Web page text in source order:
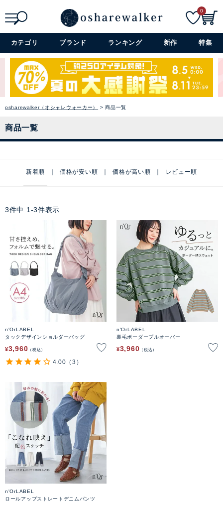
詳細検索+
0
カテゴリ ブランド ランキング 新作 特集
osharewalker（オシャレウォーカー） 商品一覧
商品一覧
新着順 価格が安い順 価格が高い順 レビュー順
3件中 1 -3件表示
n'OrLABEL
タックデザインショルダーバッグ
¥3,960 税込
4.00 （3）
n'OrLABEL
裏毛ボーダープルオーバー
¥3,960 税込
n'OrLABEL
ロールアップストレートデニムパンツ